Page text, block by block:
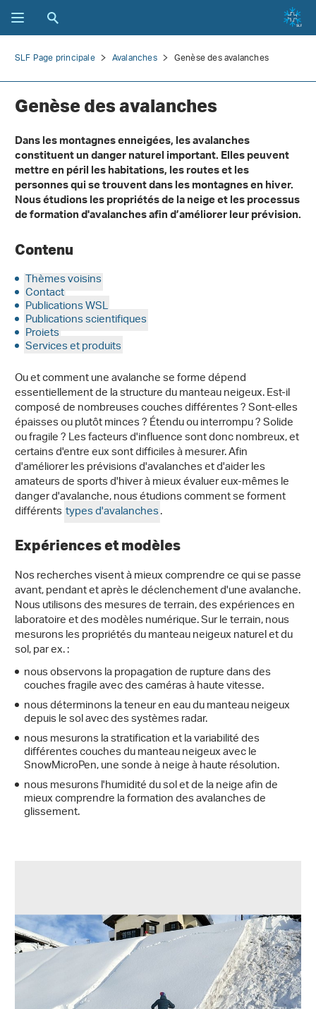
SLF Page principale Avalanches Genèse des avalanches
Genèse des avalanches
Dans les montagnes enneigées, les avalanches
constituent un danger naturel important. Elles peuvent
mettre en péril les habitations, les routes et les
personnes qui se trouvent dans les montagnes en hiver.
Nous étudions les propriétés de la neige et les processus
de formation d'avalanches afin d’améliorer leur prévision.
Contenu
Thèmes voisins
Contact
Publications WSL
Publications scientifiques
Projets
Services et produits
Ou et comment une avalanche se forme dépend
essentiellement de la structure du manteau neigeux. Est-il
composé de nombreuses couches différentes ? Sont-elles
épaisses ou plutôt minces ? Étendu ou interrompu ? Solide
ou fragile ? Les facteurs d'influence sont donc nombreux, et
certains d'entre eux sont difficiles à mesurer. Afin
d'améliorer les prévisions d'avalanches et d'aider les
amateurs de sports d'hiver à mieux évaluer eux-mêmes le
danger d'avalanche, nous étudions comment se forment
différentstypes d'avalanches.
Expériences et modèles
Nos recherches visent à mieux comprendre ce qui se passe
avant, pendant et après le déclenchement d'une avalanche.
Nous utilisons des mesures de terrain, des expériences en
laboratoire et des modèles numérique. Sur le terrain, nous
mesurons les propriétés du manteau neigeux naturel et du
sol, par ex. :
nous observons la propagation de rupture dans des
couches fragile avec des caméras à haute vitesse.
nous déterminons la teneur en eau du manteau neigeux
depuis le sol avec des systèmes radar.
nous mesurons la stratification et la variabilité des
différentes couches du manteau neigeux avec le
SnowMicroPen, une sonde à neige à haute résolution.
nous mesurons l'humidité du sol et de la neige afin de
mieux comprendre la formation des avalanches de
glissement.